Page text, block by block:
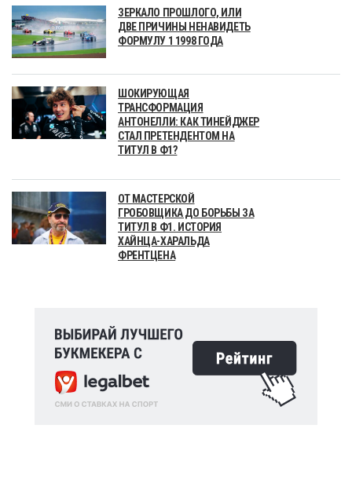
ЗЕРКАЛО ПРОШЛОГО, ИЛИ
ДВЕ ПРИЧИНЫ НЕНАВИДЕТЬ
ФОРМУЛУ 1 1998 ГОДА
ШОКИРУЮЩАЯ
ТРАНСФОРМАЦИЯ
АНТОНЕЛЛИ: КАК ТИНЕЙДЖЕР
СТАЛ ПРЕТЕНДЕНТОМ НА
ТИТУЛ В Ф1?
ОТ МАСТЕРСКОЙ
ГРОБОВЩИКА ДО БОРЬБЫ ЗА
ТИТУЛ В Ф1. ИСТОРИЯ
ХАЙНЦА-ХАРАЛЬДА
ФРЕНТЦЕНА